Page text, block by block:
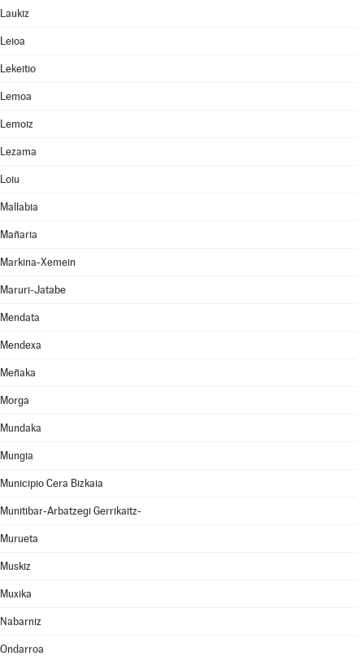
Laukiz
Leioa
Lekeitio
Lemoa
Lemoiz
Lezama
Loiu
Mallabia
Mañaria
Markina-Xemein
Maruri-Jatabe
Mendata
Mendexa
Meñaka
Morga
Mundaka
Mungia
Municipio Cera Bizkaia
Munitibar-Arbatzegi Gerrikaitz-
Murueta
Muskiz
Muxika
Nabarniz
Ondarroa